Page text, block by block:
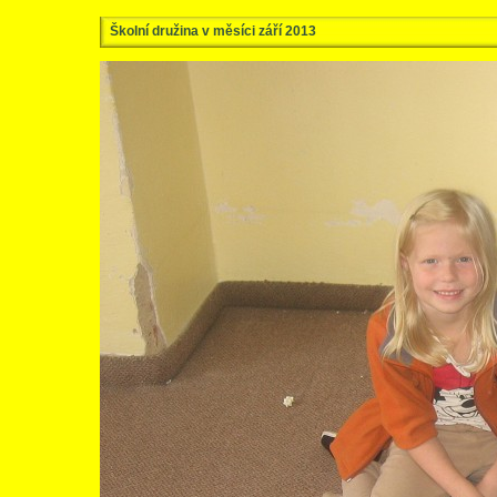
Školní družina v měsíci září 2013